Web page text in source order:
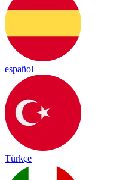
español
Türkçe